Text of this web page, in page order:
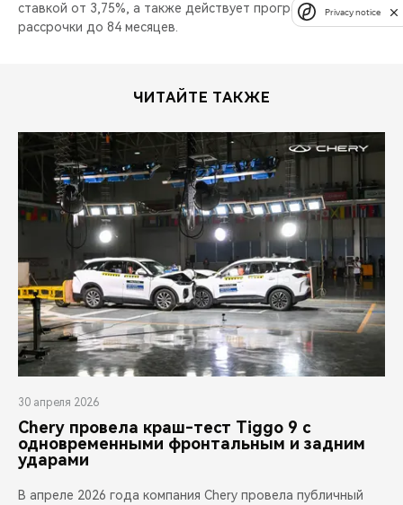
ставкой от 3,75%, а также действует программа
рассрочки до 84 месяцев.
ЧИТАЙТЕ ТАКЖЕ
30 апреля 2026
Chery провела краш-тест Tiggo 9 с
одновременными фронтальным и задним
ударами
В апреле 2026 года компания Chery провела публичный
Privacy notice